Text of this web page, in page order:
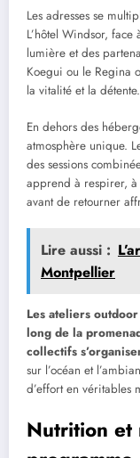
Les adresses se
L’hôtel Windsor,
lumière et des
Koegui ou le Regina
la vitalité et la détente.
En dehors des
atmosphère unique.
des sessions
apprend à respirer, à
avant de retourner
Lire aussi :
Montpellier
Les ateliers
long de la
collectifs
sur l’océan et
d’effort en véritables
Nutrition et